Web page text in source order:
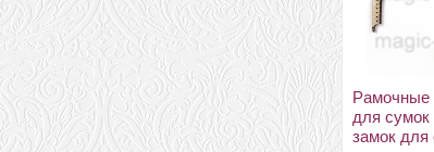
Рамочные
для
замок для